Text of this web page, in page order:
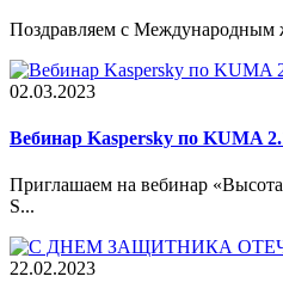
Поздравляем с Международным
02.03.2023
Вебинар Kaspersky по KUMA
Приглашаем на вебинар
S...
22.02.2023